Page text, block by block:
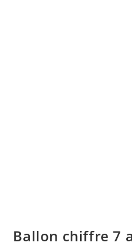
Ballon chiffre 7